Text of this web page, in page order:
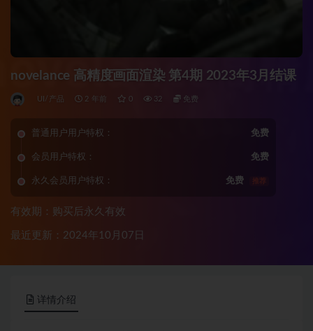
novelance 高精度画面渲染 第4期 2023年3月结课
UI/产品 2 年前 0 32 免费
普通用户用户特权： 免费
会员用户特权： 免费
永久会员用户特权： 免费 推荐
有效期：购买后永久有效
最近更新：2024年10月07日
详情介绍